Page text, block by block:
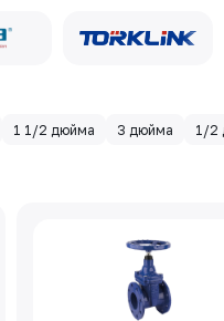
1 1/2 дюйма 3 дюйма 1/2